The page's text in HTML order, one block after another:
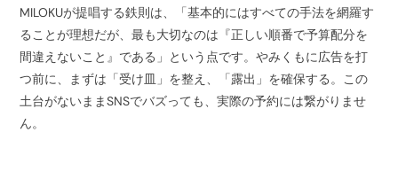
MILOKUが提唱する鉄則は、「基本的にはすべての手法を網羅す
ることが理想だが、最も大切なのは『正しい順番で予算配分を
間違えないこと』である」という点です。やみくもに広告を打
つ前に、まずは「受け皿」を整え、「露出」を確保する。この
土台がないままSNSでバズっても、実際の予約には繋がりませ
ん。